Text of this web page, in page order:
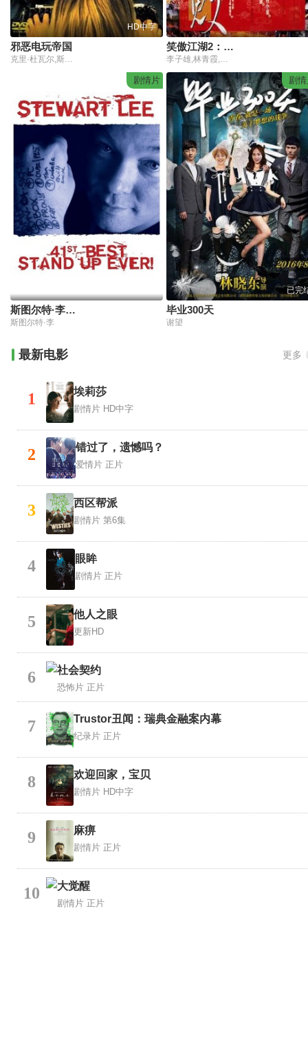
HD中字
邪恶电玩帝国
克里·杜瓦尔,斯蒂文·卡普
笑傲江湖2：东方不败1992
李子雄,林青霞,李连杰,关之琳,李嘉欣
剧情片
斯图尔特·李：史上第41佳单口表演
斯图尔特·李
剧
已完
毕业300天
谢望
最新电影 更多
1 埃莉莎
剧情片 HD中字
2 错过了，遗憾吗？
爱情片 正片
3 西区帮派
剧情片 第6集
4 眼眸
剧情片 正片
5 他人之眼
更新HD
6 社会契约
恐怖片 正片
7 Trustor丑闻：瑞典金融案内幕
纪录片 正片
8 欢迎回家，宝贝
剧情片 HD中字
9 麻痹
剧情片 正片
10 大觉醒
剧情片 正片